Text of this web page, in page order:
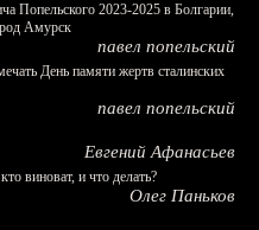
Попельского 2023-2025 в Болгарии,
Амурск
павел попельский
День памяти жертв сталинских
павел попельский
Евгений Афанасьев
виноват, и что делать?
Олег Паньков